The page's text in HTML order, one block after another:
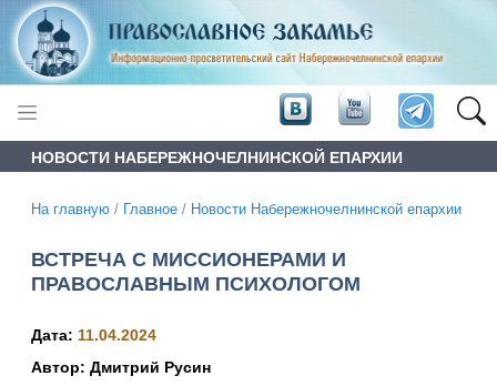
НОВОСТИ НАБЕРЕЖНОЧЕЛНИНСКОЙ ЕПАРХИИ
На главную / Главное / Новости Набережночелнинской епархии
ВСТРЕЧА С МИССИОНЕРАМИ И
ПРАВОСЛАВНЫМ ПСИХОЛОГОМ
Дата: 11.04.2024
Автор: Дмитрий Русин